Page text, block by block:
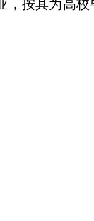
按其为高校